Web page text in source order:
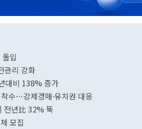
입
관리 강화
대비 138% 증가
수…강제경매·유치권 대응
전년比 32% 뚝
모집